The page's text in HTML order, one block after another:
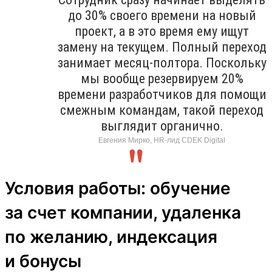
до 30% своего времени на новый
проект, а в это время ему ищут
замену на текущем. Полный переход
занимает месяц-полтора. Поскольку
мы вообще резервируем 20%
времени разработчиков для помощи
смежным командам, такой переход
выглядит органично.
Евгения Мирко, HR-лид CDEK Digital
Условия работы: обучение
за счет компании, удаленка
по желанию, индексация
и бонусы